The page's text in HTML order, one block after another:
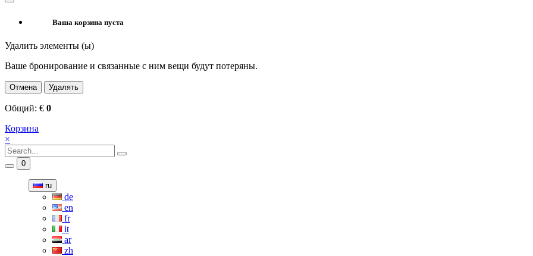
Ваша корзина пуста
Удалить элементы (ы)
Ваше бронирование и связанные с ним вещи будут потеряны.
Отмена Удалять
Общий: € 0
Корзина
×
0
ru
de
en
fr
it
ar
zh